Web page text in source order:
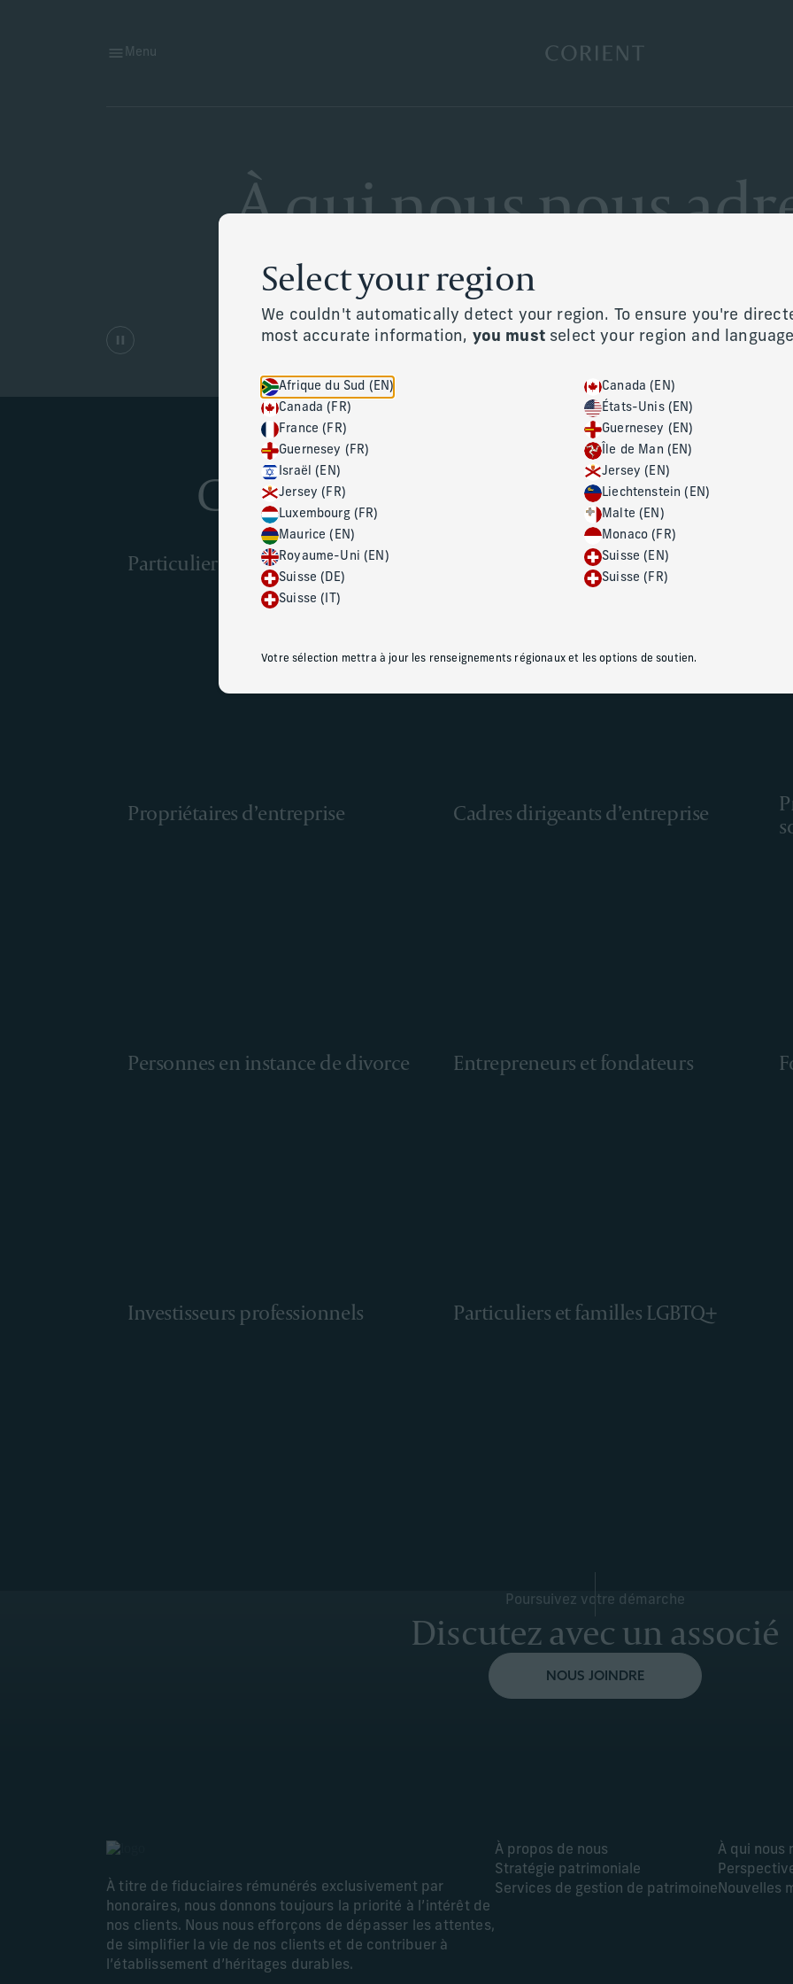
Menu Retour à la page d’accueil
Select your region
We couldn't automatically detect your region. To ensure you're
most accurate information, you must select your region and
Afrique du Sud (EN)
Canada (EN)
Canada (FR)
États-Unis (EN)
France (FR)
Guernesey (EN)
Guernesey (FR)
Île de Man (EN)
Israël (EN)
Jersey (EN)
Jersey (FR)
Liechtenstein (EN)
Luxembourg (FR)
Malte (EN)
Maurice (EN)
Monaco (FR)
Royaume-Uni (EN)
Suisse (EN)
Suisse (DE)
Suisse (FR)
Suisse (IT)
Votre sélection mettra à jour les renseignements régionaux et les options de soutien.
À qui nous nous
Nos conseillers chevronnés aident à offrir des conseils fiduciaires personnalisés, en
valeurs et votre héritage, à chaque étape de votre parcours.
Clients mondiaux aux besoins
Particuliers et familles Athlètes et artistes
Propriétaires d’entreprise Cadres dirigeants d’entreprise
Personnes en instance de divorce Entrepreneurs et fondateurs
Investisseurs professionnels Particuliers et familles LGBTQ+
Poursuivez votre démarche
Discutez avec un associé
NOUS JOINDRE
À titre de fiduciaires rémunérés exclusivement par
honoraires, nous donnons toujours la priorité à l’intérêt de
nos clients. Nous nous efforçons de dépasser les attentes,
de simplifier la vie de nos clients et de contribuer à
l’établissement d’héritages durables.
À propos de nous
Stratégie patrimoniale
Services de gestion de patrimoine
À qui nous
Nouvelles